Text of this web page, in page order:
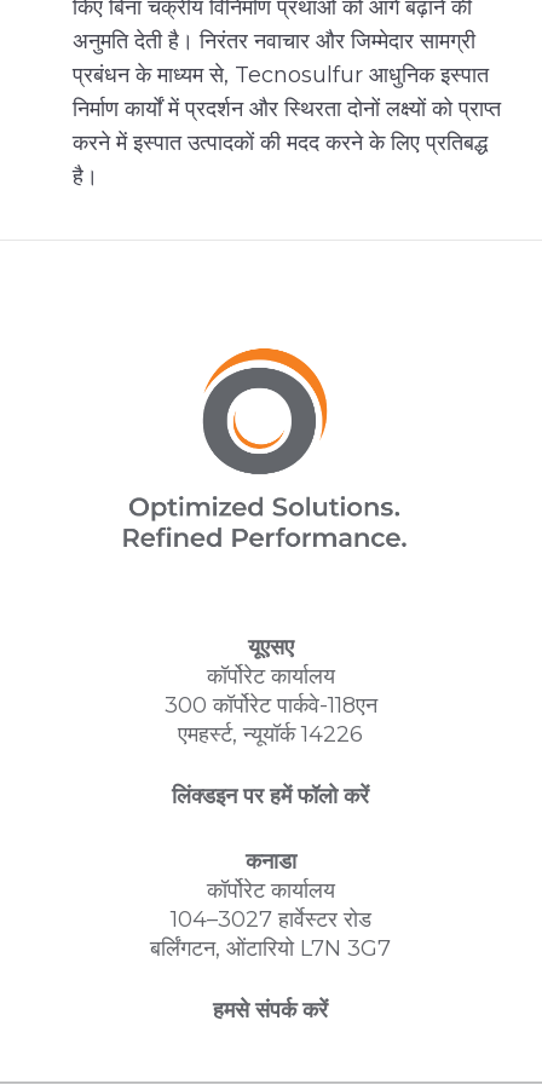
किए बिना चक्रीय विनिर्माण प्रथाओं को आगे बढ़ाने की
अनुमति देती है। निरंतर नवाचार और जिम्मेदार सामग्री
प्रबंधन के माध्यम से, Tecnosulfur आधुनिक इस्पात
निर्माण कार्यों में प्रदर्शन और स्थिरता दोनों लक्ष्यों को प्राप्त
करने में इस्पात उत्पादकों की मदद करने के लिए प्रतिबद्ध
है।
यूएसए
कॉर्पोरेट कार्यालय
300 कॉर्पोरेट पार्कवे-118एन
एमहर्स्ट, न्यूयॉर्क 14226
लिंक्डइन पर हमें फॉलो करें
कनाडा
कॉर्पोरेट कार्यालय
104–3027 हार्वेस्टर रोड
बर्लिंगटन, ओंटारियो L7N 3G7
हमसे संपर्क करें